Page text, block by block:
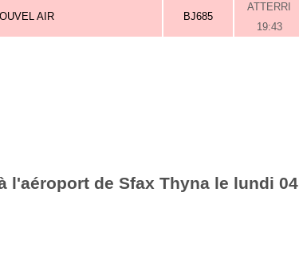
AIR BJ685
ATTERRI
19:43
l'aéroport de Sfax Thyna le lundi 04